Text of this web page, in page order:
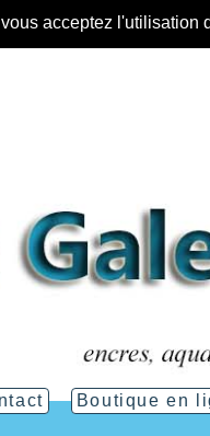
acceptez
Boutique en